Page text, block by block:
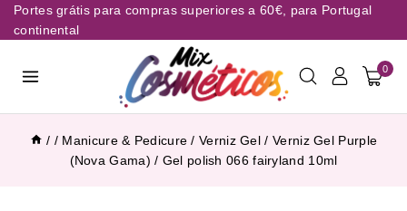
Portes grátis para compras superiores a 60€, para Portugal
continental
0
/ / Manicure & Pedicure / Verniz Gel / Verniz Gel Purple
(Nova Gama) / Gel polish 066 fairyland 10ml